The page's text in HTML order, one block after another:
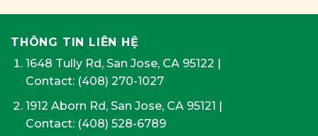
THÔNG TIN LIÊN HỆ
1648 Tully Rd, San Jose, CA 95122 |
Contact: (408) 270-1027
1912 Aborn Rd, San Jose, CA 95121 |
Contact: (408) 528-6789